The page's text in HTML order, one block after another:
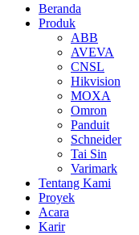
Beranda
Produk
ABB
AVEVA
CNSL
Hikvision
MOXA
Omron
Panduit
Schneider
Tai Sin
Varimark
Tentang Kami
Proyek
Acara
Karir